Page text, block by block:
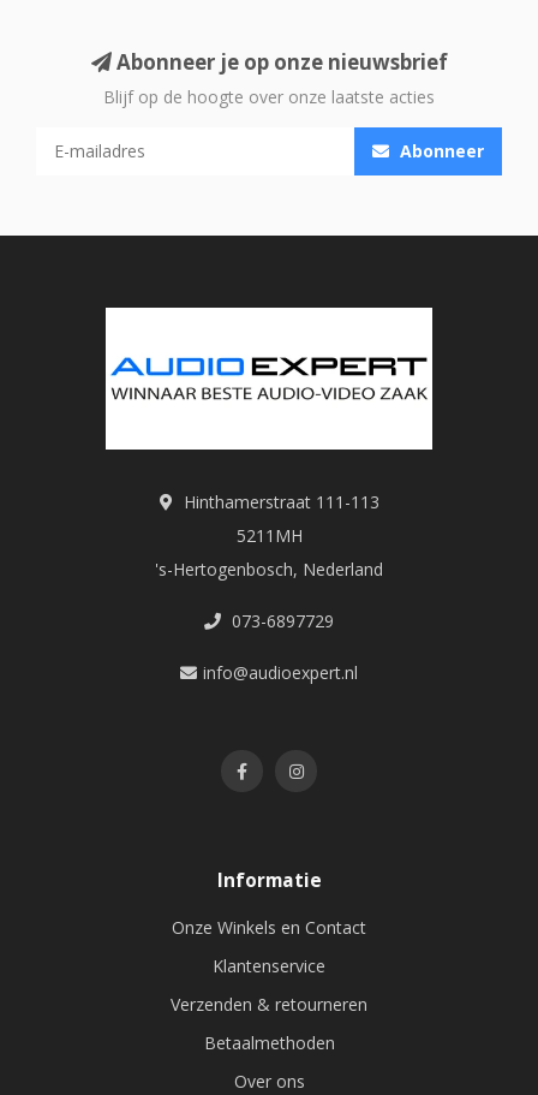
Abonneer je op onze nieuwsbrief
Blijf op de hoogte over onze laatste acties
Abonneer
Hinthamerstraat 111-113
5211MH
's-Hertogenbosch, Nederland
073-6897729
info@audioexpert.nl
Informatie
Onze Winkels en Contact
Klantenservice
Verzenden & retourneren
Betaalmethoden
Over ons